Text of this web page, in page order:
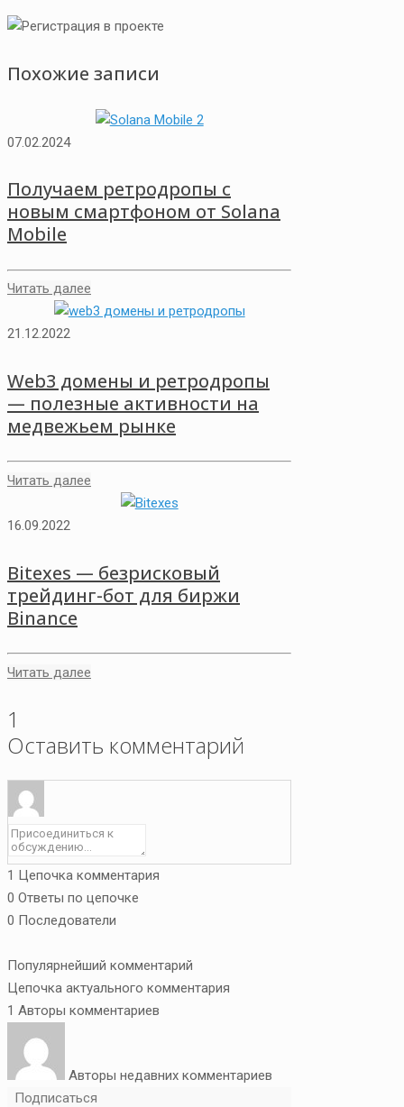
Похожие записи
07.02.2024
Получаем ретродропы с
новым смартфоном от Solana
Mobile
Читать далее
21.12.2022
Web3 домены и ретродропы
— полезные активности на
медвежьем рынке
Читать далее
16.09.2022
Bitexes — безрисковый
трейдинг-бот для биржи
Binance
Читать далее
1
Оставить комментарий
1 Цепочка комментария
0 Ответы по цепочке
0 Последователи
Популярнейший комментарий
Цепочка актуального комментария
1 Авторы комментариев
Авторы недавних комментариев
Подписаться